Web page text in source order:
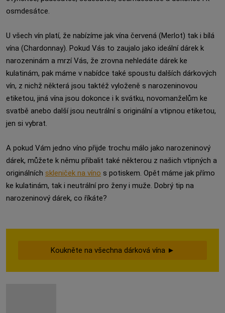
osmdesátce.
U všech vín platí, že nabízíme jak vína červená (Merlot) tak i bílá
vína (Chardonnay). Pokud Vás to zaujalo jako ideální dárek k
narozeninám a mrzí Vás, že zrovna nehledáte dárek ke
kulatinám, pak máme v nabídce také spoustu dalších dárkových
vín, z nichž některá jsou taktéž vyloženě s narozeninovou
etiketou, jiná vína jsou dokonce i k svátku, novomanželům ke
svatbě anebo další jsou neutrální s originální a vtipnou etiketou,
jen si vybrat.
A pokud Vám jedno víno přijde trochu málo jako narozeninový
dárek, můžete k němu přibalit také některou z našich vtipných a
originálních skleniček na víno s potiskem. Opět máme jak přímo
ke kulatinám, tak i neutrální pro ženy i muže. Dobrý tip na
narozeninový dárek, co říkáte?
Koukněte na všechna dárková vína ►